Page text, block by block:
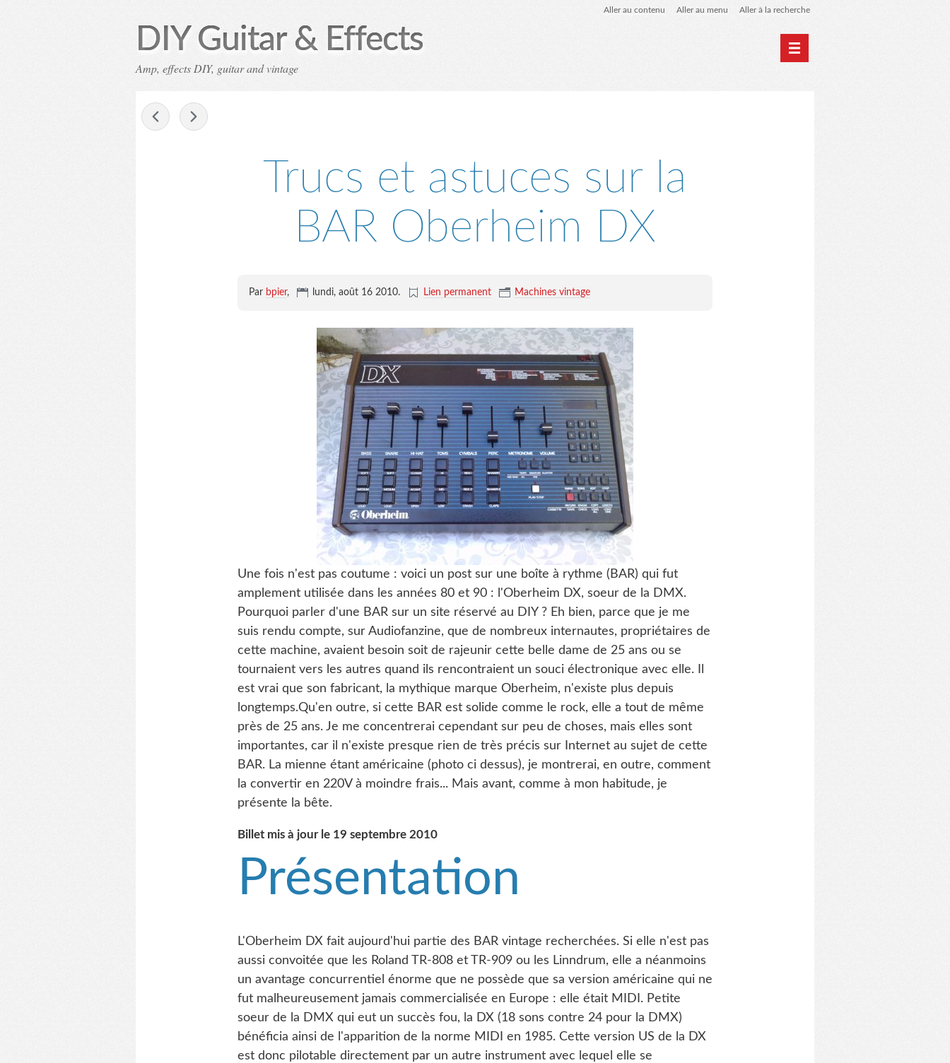
Aller au contenu Aller au menu Aller à la recherche
DIY Guitar & Effects
Amp, effects DIY, guitar and vintage
Trucs et astuces sur la
BAR Oberheim DX
Par bpier, lundi, août 16 2010. Lien permanent Machines vintage
Une fois n'est pas coutume : voici un post sur une boîte à rythme (BAR) qui fut
amplement utilisée dans les années 80 et 90 : l'Oberheim DX, soeur de la DMX.
Pourquoi parler d'une BAR sur un site réservé au DIY ? Eh bien, parce que je me
suis rendu compte, sur Audiofanzine, que de nombreux internautes, propriétaires de
cette machine, avaient besoin soit de rajeunir cette belle dame de 25 ans ou se
tournaient vers les autres quand ils rencontraient un souci électronique avec elle. Il
est vrai que son fabricant, la mythique marque Oberheim, n'existe plus depuis
longtemps.Qu'en outre, si cette BAR est solide comme le rock, elle a tout de même
près de 25 ans. Je me concentrerai cependant sur peu de choses, mais elles sont
importantes, car il n'existe presque rien de très précis sur Internet au sujet de cette
BAR. La mienne étant américaine (photo ci dessus), je montrerai, en outre, comment
la convertir en 220V à moindre frais... Mais avant, comme à mon habitude, je
présente la bête.
Billet mis à jour le 19 septembre 2010
Présentation
L'Oberheim DX fait aujourd'hui partie des BAR vintage recherchées. Si elle n'est pas
aussi convoitée que les Roland TR-808 et TR-909 ou les Linndrum, elle a néanmoins
un avantage concurrentiel énorme que ne possède que sa version américaine qui ne
fut malheureusement jamais commercialisée en Europe : elle était MIDI. Petite
soeur de la DMX qui eut un succès fou, la DX (18 sons contre 24 pour la DMX)
bénéficia ainsi de l'apparition de la norme MIDI en 1985. Cette version US de la DX
est donc pilotable directement par un autre instrument avec lequel elle se